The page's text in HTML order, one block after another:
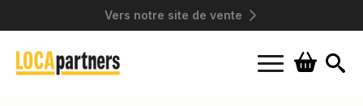
Vers notre site de vente